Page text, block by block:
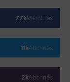
77kMembres
11kAbonnés
2kAbonnés